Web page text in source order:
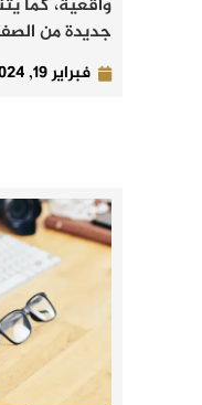
جديدة من
فبراير 19, 2024